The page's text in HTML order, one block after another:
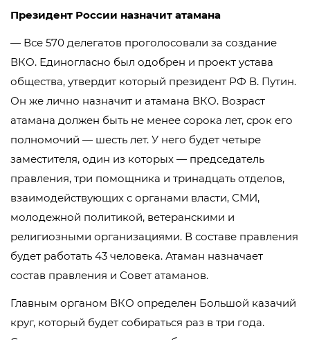
Президент России назначит атамана
— Все 570 делегатов проголосовали за создание
ВКО. Единогласно был одобрен и проект устава
общества, утвердит который президент РФ В. Путин.
Он же лично назначит и атамана ВКО. Возраст
атамана должен быть не менее сорока лет, срок его
полномочий — шесть лет. У него будет четыре
заместителя, один из которых — председатель
правления, три помощника и тринадцать отделов,
взаимодействующих с органами власти, СМИ,
молодежной политикой, ветеранскими и
религиозными организациями. В составе правления
будет работать 43 человека. Атаман назначает
состав правления и Совет атаманов.
Главным органом ВКО определен Большой казачий
круг, который будет собираться раз в три года.